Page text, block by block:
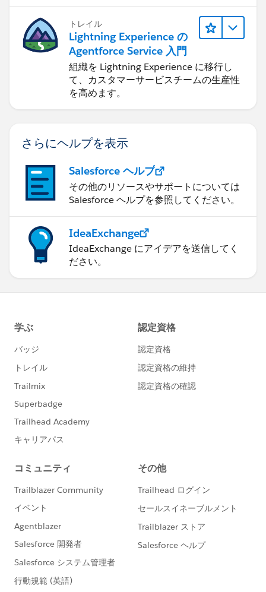
トレイル
Lightning Experience の
Agentforce Service 入門
組織を Lightning Experience に移行し
て、カスタマーサービスチームの生産性
を高めます。
さらにヘルプを表示
Salesforce ヘルプ
その他のリソースやサポートについては
Salesforce ヘルプを参照してください。
IdeaExchange
IdeaExchange にアイデアを送信してく
ださい。